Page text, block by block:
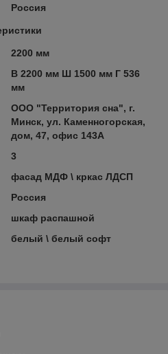
Россия
2200 мм
В 2200 мм Ш 1500 мм Г 536
мм
ООО "Территория сна", г.
Минск, ул. Каменногорская,
дом, 47, офис 143А
3
фасад МДФ \ кркас ЛДСП
Россия
шкаф распашной
белый \ белый софт